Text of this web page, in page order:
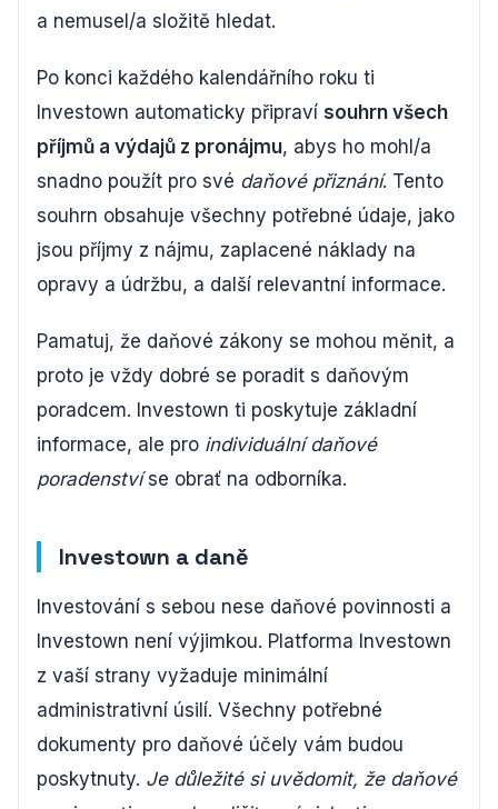
a nemusel/a složitě hledat.
Po konci každého kalendářního roku ti
Investown automaticky připraví souhrn všech
příjmů a výdajů z pronájmu, abys ho mohl/a
snadno použít pro své daňové přiznání. Tento
souhrn obsahuje všechny potřebné údaje, jako
jsou příjmy z nájmu, zaplacené náklady na
opravy a údržbu, a další relevantní informace.
Pamatuj, že daňové zákony se mohou měnit, a
proto je vždy dobré se poradit s daňovým
poradcem. Investown ti poskytuje základní
informace, ale pro individuální daňové
poradenstvíse obrať na odborníka.
Investown a daně
Investování s sebou nese daňové povinnosti a
Investown není výjimkou. Platforma Investown
z vaší strany vyžaduje minimální
administrativní úsilí. Všechny potřebné
dokumenty pro daňové účely vám budou
poskytnuty. Je důležité si uvědomit, že daňové